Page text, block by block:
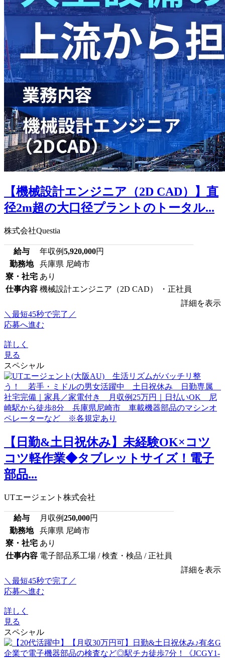
【機械設計エンジニア（2D CAD）】直
径2m超の大口径プラントのトータル...
株式会社Questia
給与 年収例5,920,000円
勤務地
兵庫県 尼崎市
寮・社宅 あり
仕事内容 機械設計エンジニア（2D CAD） ・正社員
詳細を表示
＼最短45秒で完了／
応募へ進む
詳しく
見る
スペシャル
【日勤&土日祝休み】未経験OK×コツ
コツ軽作業◆タブレットサイズ！電子
部品...
UTエージェント株式会社
給与 月収例250,000円
勤務地
兵庫県 尼崎市
寮・社宅 あり
仕事内容 電子部品系工場 / 検査・検品 / 正社員
詳細を表示
＼最短45秒で完了／
応募へ進む
詳しく
見る
スペシャル